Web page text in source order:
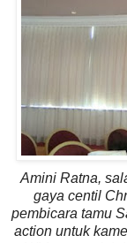
Amini Ratna,
gaya centil
pembicara tamu
action untuk